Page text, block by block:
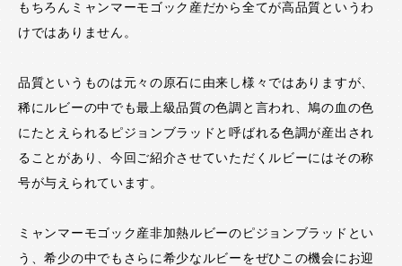
もちろんミャンマーモゴック産だから全てが高品質というわ
けではありません。
品質というものは元々の原石に由来し様々ではありますが、
稀にルビーの中でも最上級品質の色調と言われ、鳩の血の色
にたとえられるピジョンブラッドと呼ばれる色調が産出され
ることがあり、今回ご紹介させていただくルビーにはその称
号が与えられています。
ミャンマーモゴック産非加熱ルビーのピジョンブラッドとい
う、希少の中でもさらに希少なルビーをぜひこの機会にお迎